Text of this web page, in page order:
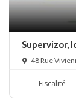
Supervizor,
48 Rue
Fiscalité